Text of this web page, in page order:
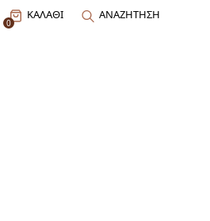
ΚΑΛΑΘΙ
0
ΑΝΑΖΗΤΗΣΗ